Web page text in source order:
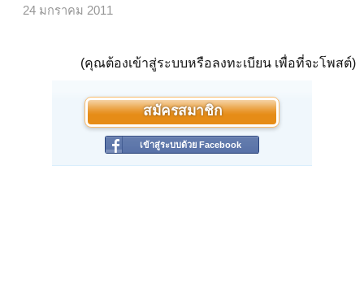
24 มกราคม 2011
(คุณต้องเข้าสู่ระบบหรือลงทะเบียน เพื่อที่จะโพสต์)
สมัครสมาชิก
เข้าสู่ระบบด้วย Facebook